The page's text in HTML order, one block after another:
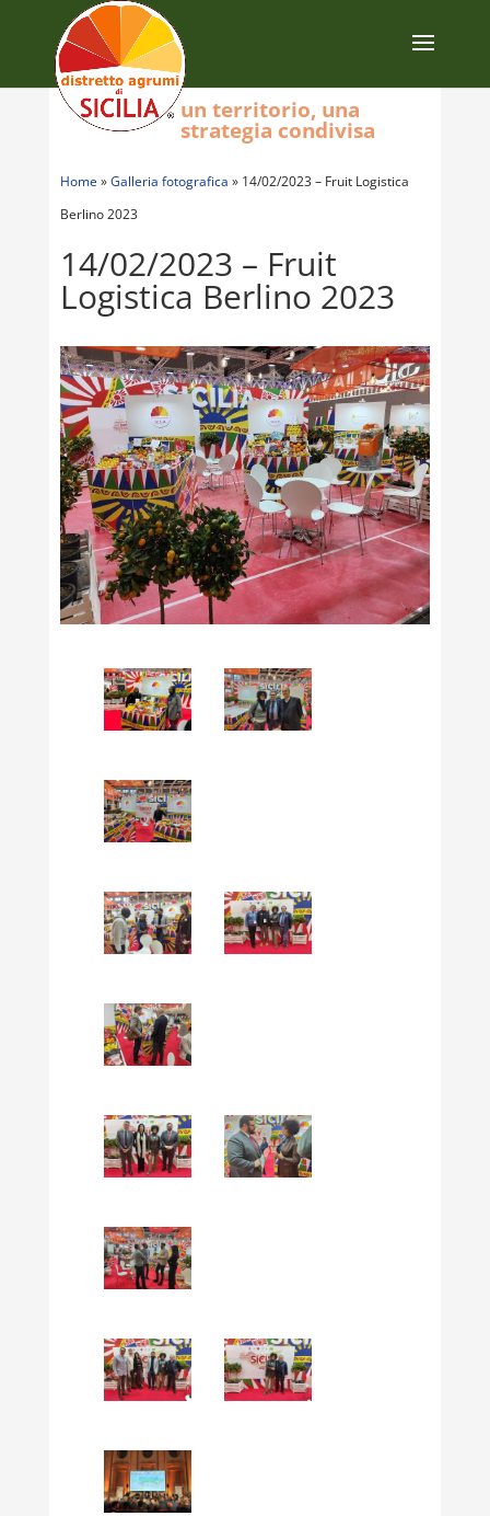
Home »Galleria fotografica » 14/02/2023 – Fruit Logistica
Berlino 2023
14/02/2023 – Fruit
Logistica Berlino 2023
un territorio, una
strategia condivisa